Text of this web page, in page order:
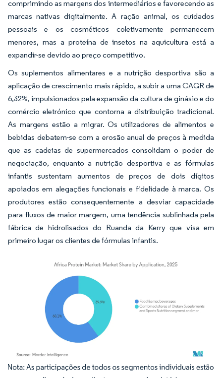
comprimindo as margens dos intermediários e favorecendo as
marcas nativas digitalmente. A ração animal, os cuidados
pessoais e os cosméticos coletivamente permanecem
menores, mas a proteína de insetos na aquicultura está a
expandir-se devido ao preço competitivo.
Os suplementos alimentares e a nutrição desportiva são a
aplicação de crescimento mais rápido, a subir a uma CAGR de
6,32%, impulsionados pela expansão da cultura de ginásio e do
comércio eletrónico que contorna a distribuição tradicional.
As margens estão a migrar. Os utilizadores de alimentos e
bebidas debatem-se com a erosão anual de preços à medida
que as cadeias de supermercados consolidam o poder de
negociação, enquanto a nutrição desportiva e as fórmulas
infantis sustentam aumentos de preços de dois dígitos
apoiados em alegações funcionais e fidelidade à marca. Os
produtores estão consequentemente a desviar capacidade
para fluxos de maior margem, uma tendência sublinhada pela
fábrica de hidrolisados do Ruanda da Kerry que visa em
primeiro lugar os clientes de fórmulas infantis.
Imagem © Mordor Intelligence. O reuso requer atribuição conforme CC BY 4.0.